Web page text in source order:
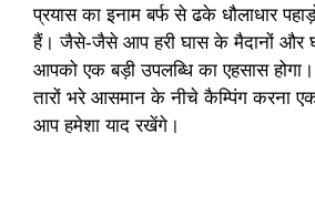
प्रयास का इनाम बर्फ से ढके धौलाधार
हैं। जैसे-जैसे आप हरी घास के मैदानों और
आपको एक बड़ी उपलब्धि का एहसास
तारों भरे आसमान के नीचे कैम्पिंग करना
आप हमेशा याद रखेंगे।